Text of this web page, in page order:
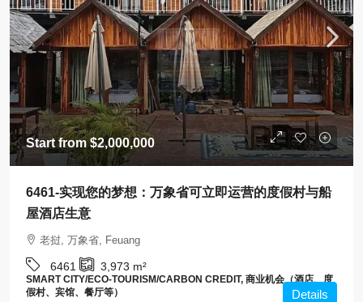
Start from$2,000,000
6461-实现您的梦想：万象省可立即运营的度假村与船
屋酒店生意
老挝, 万象省, Feuang
6461 3,973 m²
SMART CITY/ECO-TOURISM/CARBON CREDIT, 商业机会（酒店、度
假村、宾馆、餐厅等）
Details